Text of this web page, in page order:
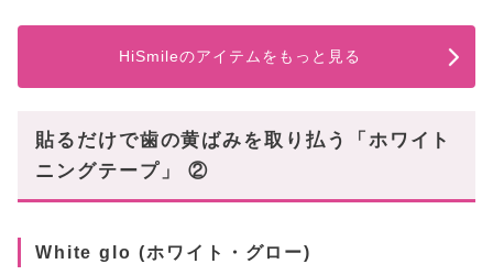
HiSmileのアイテムをもっと見る
貼るだけで歯の黄ばみを取り払う「ホワイト
ニングテープ」 ②
White glo (ホワイト・グロー)